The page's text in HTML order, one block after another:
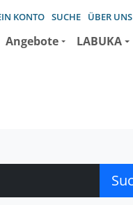
KONTO SUCHE ÜBER UNS
Angebote LABUKA